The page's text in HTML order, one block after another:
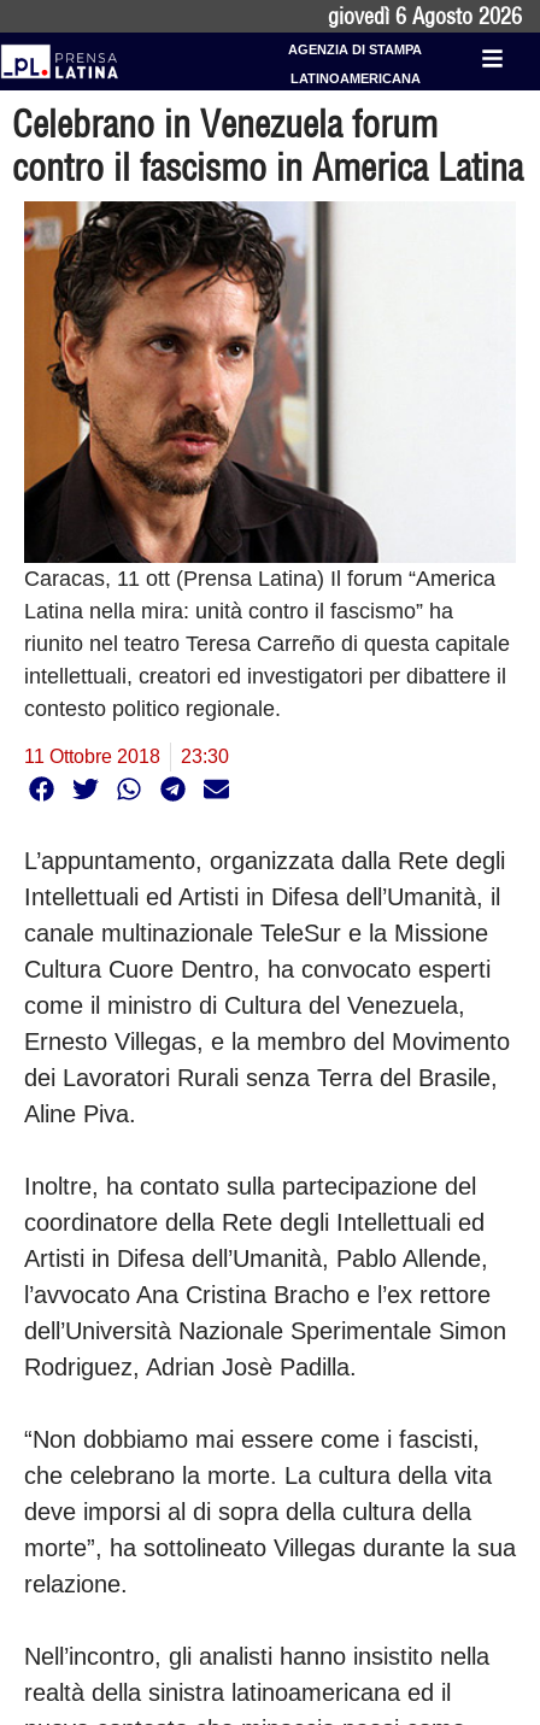
giovedì 6 Agosto 2026
AGENZIA DI STAMPA
LATINOAMERICANA
Celebrano in Venezuela forum
contro il fascismo in America Latina
Caracas, 11 ott (Prensa Latina) Il forum “America
Latina nella mira: unità contro il fascismo” ha
riunito nel teatro Teresa Carreño di questa capitale
intellettuali, creatori ed investigatori per dibattere il
contesto politico regionale.
11 Ottobre 2018 23:30
L’appuntamento, organizzata dalla Rete degli
Intellettuali ed Artisti in Difesa dell’Umanità, il
canale multinazionale TeleSur e la Missione
Cultura Cuore Dentro, ha convocato esperti
come il ministro di Cultura del Venezuela,
Ernesto Villegas, e la membro del Movimento
dei Lavoratori Rurali senza Terra del Brasile,
Aline Piva.
Inoltre, ha contato sulla partecipazione del
coordinatore della Rete degli Intellettuali ed
Artisti in Difesa dell’Umanità, Pablo Allende,
l’avvocato Ana Cristina Bracho e l’ex rettore
dell’Università Nazionale Sperimentale Simon
Rodriguez, Adrian Josè Padilla.
“Non dobbiamo mai essere come i fascisti,
che celebrano la morte. La cultura della vita
deve imporsi al di sopra della cultura della
morte”, ha sottolineato Villegas durante la sua
relazione.
Nell’incontro, gli analisti hanno insistito nella
realtà della sinistra latinoamericana ed il